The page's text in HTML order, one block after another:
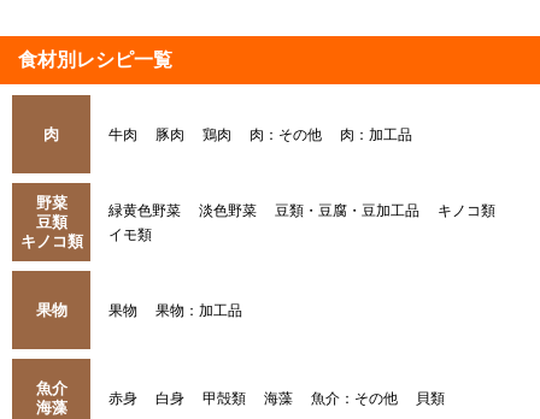
食材別レシピ一覧
肉 牛肉 豚肉 鶏肉 肉：その他 肉：加工品
野菜
豆類
キノコ類
緑黄色野菜 淡色野菜 豆類・豆腐・豆加工品
キノコ類
イモ類
果物 果物 果物：加工品
魚介
海藻
赤身 白身 甲殻類 海藻 魚介：その他 貝類